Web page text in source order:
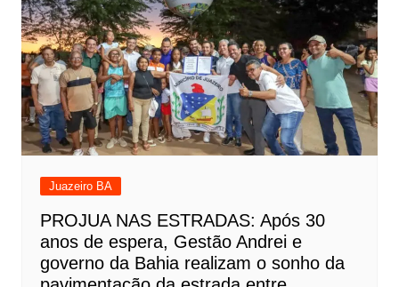
Juazeiro BA
PROJUA NAS ESTRADAS: Após 30
anos de espera, Gestão Andrei e
governo da Bahia realizam o sonho da